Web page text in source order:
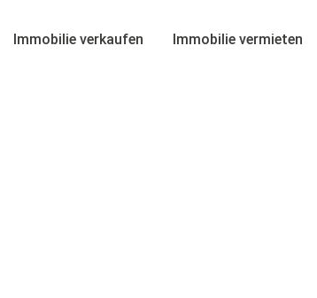
Immobilie verkaufen Immobilie vermieten